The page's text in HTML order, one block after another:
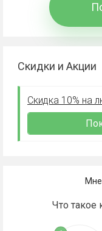
Что такое
Скидки и Акции
Скидка 10% на